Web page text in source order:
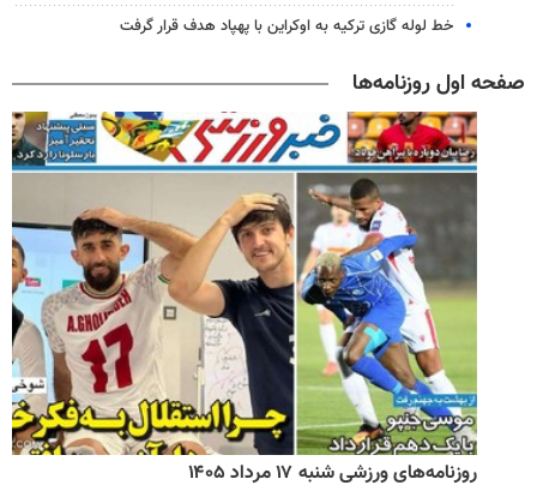
خط لوله گازی ترکیه به اوکراین با پهپاد هدف قرار گرفت
صفحه اول روزنامه‌ها
روزنامه‌های ورزشی شنبه ۱۷ مرداد ۱۴۰۵